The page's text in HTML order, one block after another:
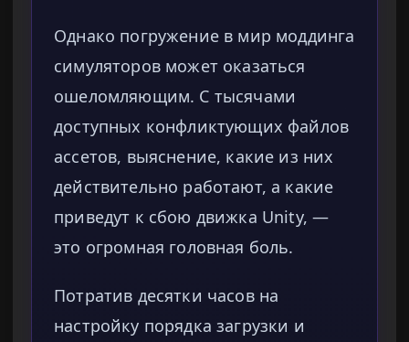
Однако погружение в мир моддинга
симуляторов может оказаться
ошеломляющим. С тысячами
доступных конфликтующих файлов
ассетов, выяснение, какие из них
действительно работают, а какие
приведут к сбою движка Unity, —
это огромная головная боль.
Потратив десятки часов на
настройку порядка загрузки и